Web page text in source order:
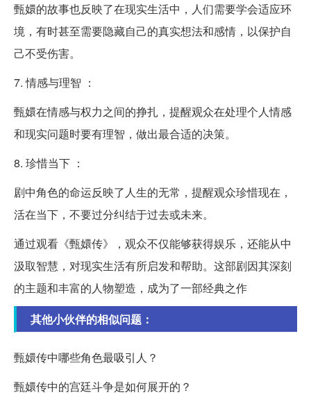
甄嬛的故事也反映了在现实生活中，人们需要学会适应环
境，有时甚至需要隐藏自己的真实想法和感情，以保护自
己不受伤害。
7. 情感与理智 ：
甄嬛在情感与权力之间的挣扎，提醒观众在处理个人情感
和现实问题时要有理智，做出最合适的决策。
8. 珍惜当下 ：
剧中角色的命运反映了人生的无常，提醒观众珍惜现在，
活在当下，不要过分纠结于过去或未来。
通过观看《甄嬛传》，观众不仅能够获得娱乐，还能从中
汲取智慧，对现实生活有所启发和帮助。这部剧因其深刻
的主题和丰富的人物塑造，成为了一部经典之作
其他小伙伴的相似问题：
甄嬛传中哪些角色最吸引人？
甄嬛传中的宫廷斗争是如何展开的？